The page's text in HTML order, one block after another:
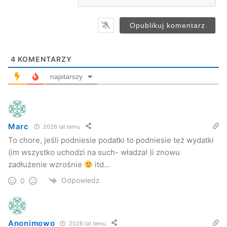
miasto pieniądze
4 KOMENTARZY
najstarszy
Marc 2026 lat temu
To chore, jeśli podniesie podatki to podniesie też wydatki
(im wszystko uchodzi na such- władza! )i znowu
zadłużenie wzrośnie
itd…
0 Odpowiedz
Anonimowo 2026 lat temu